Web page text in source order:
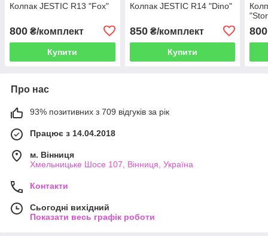
Колпак JESTIC R13 "Fox"
800 ₴/комплект
Купити
Колпак JESTIC R14 "Dino"
850₴/комплект
Купити
800
Про нас
93% позитивних з 709 відгуків за рік
Працює з 14.04.2018
м. Вінниця
Хмельницьке Шосе 107, Вінниця, Україна
Контакти
Сьогодні вихідний
Показати весь графік роботи